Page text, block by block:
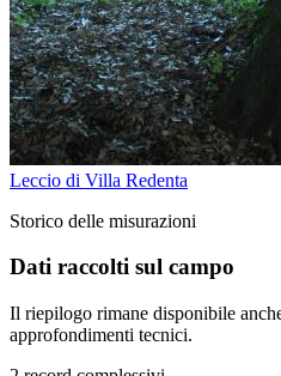
Leccio di Villa Redenta
Storico delle misurazioni
Dati raccolti sul campo
Il riepilogo rimane disponibile
approfondimenti tecnici.